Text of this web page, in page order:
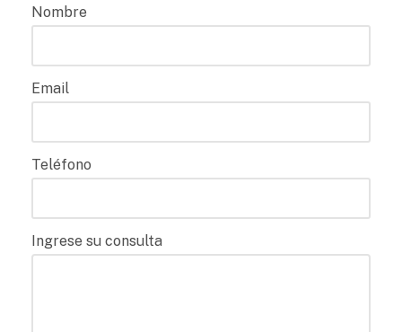
Nombre
Email
Teléfono
Ingrese su consulta